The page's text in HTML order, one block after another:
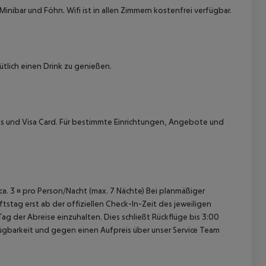
und Föhn. Wifi ist in allen Zimmern kostenfrei verfügbar.
einen Drink zu genießen.
und Visa Card. Für bestimmte Einrichtungen, Angebote und
3 ¤ pro Person/Nacht (max. 7 Nächte) Bei planmäßiger
erst ab der offiziellen Check-In-Zeit des jeweiligen
der Abreise einzuhalten. Dies schließt Rückflüge bis 3:00
und gegen einen Aufpreis über unser Service Team